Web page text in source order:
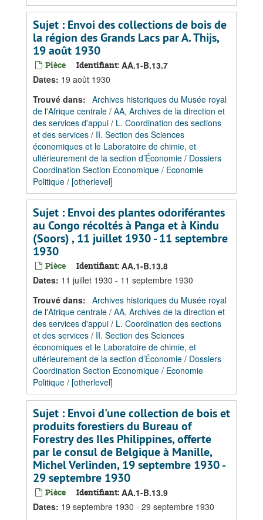
Sujet : Envoi des collections de bois de
la région des Grands Lacs par A. Thijs,
19 août 1930
Pièce Identifiant: AA.1-B.13.7
Dates: 19 août 1930
Trouvé dans: Archives historiques du Musée royal
de l'Afrique centrale / AA, Archives de la direction et
des services d'appui / L. Coordination des sections
et des services / II. Section des Sciences
économiques et le Laboratoire de chimie, et
ultérieurement de la section d’Économie / Dossiers
Coordination Section Economique / Economie
Politique / [otherlevel]
Sujet : Envoi des plantes odoriférantes
au Congo récoltés à Panga et à Kindu
(Soors) , 11 juillet 1930 - 11 septembre
1930
Pièce Identifiant: AA.1-B.13.8
Dates: 11 juillet 1930 - 11 septembre 1930
Trouvé dans: Archives historiques du Musée royal
de l'Afrique centrale / AA, Archives de la direction et
des services d'appui / L. Coordination des sections
et des services / II. Section des Sciences
économiques et le Laboratoire de chimie, et
ultérieurement de la section d’Économie / Dossiers
Coordination Section Economique / Economie
Politique / [otherlevel]
Sujet : Envoi d'une collection de bois et
produits forestiers du Bureau of
Forestry des Iles Philippines, offerte
par le consul de Belgique à Manille,
Michel Verlinden, 19 septembre 1930 -
29 septembre 1930
Pièce Identifiant: AA.1-B.13.9
Dates: 19 septembre 1930 - 29 septembre 1930